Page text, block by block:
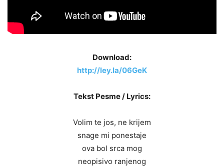
Download:
http://ley.la/06GeK
Tekst Pesme / Lyrics:
Volim te jos, ne krijem
snage mi ponestaje
ova bol srca mog
neopisivo ranjenog